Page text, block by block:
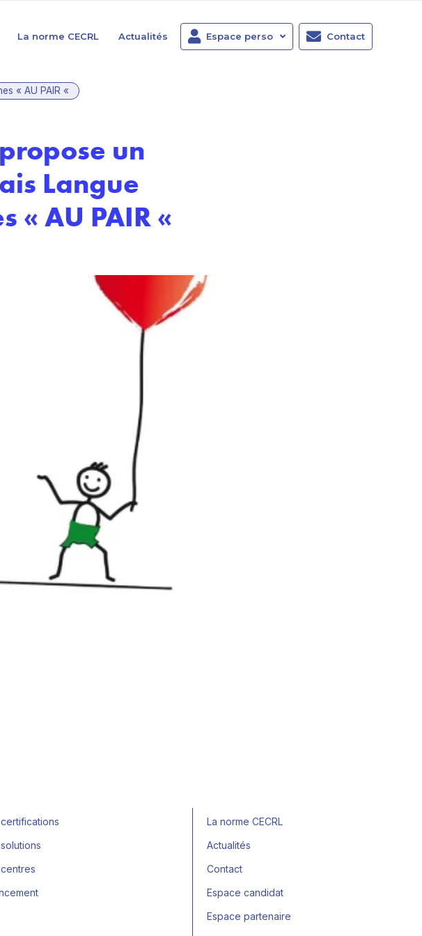
La norme CECRL Actualités Espace perso Contact
« AU PAIR «
un
Langue
« AU PAIR «
La norme CECRL
Actualités
Contact
Espace candidat
Espace partenaire